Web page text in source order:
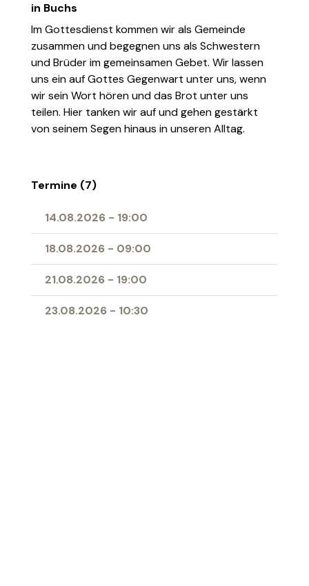
in Buchs
Im Gottesdienst kommen wir als Gemeinde
zusammen und begegnen uns als Schwestern
und Brüder im gemeinsamen Gebet. Wir lassen
uns ein auf Gottes Gegenwart unter uns, wenn
wir sein Wort hören und das Brot unter uns
teilen. Hier tanken wir auf und gehen gestärkt
von seinem Segen hinaus in unseren Alltag.
Termine (7)
14.08.2026 - 19:00
18.08.2026 - 09:00
21.08.2026 - 19:00
23.08.2026 - 10:30